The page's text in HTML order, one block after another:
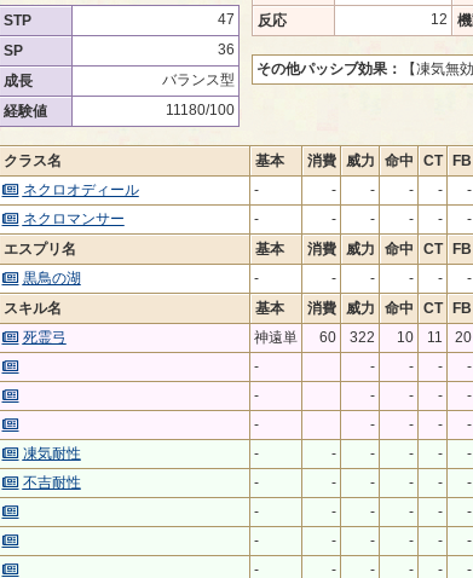
STP
47
SP
36
成長
バランス型
経験値
11180/100
反応
12
その他パッシブ効果： 【凍気無効
クラス名 基本 消費 威力 命中 CT FB
ネクロオディール
- - - - - -
ネクロマンサー
- - - - - -
エスプリ名
基本 消費 威力 命中 CT FB
黒鳥の湖
- - - - - -
スキル名
基本 消費 威力 命中 CT FB
死霊弓
神遠単 60 322 10 11 20
-
- - -
-
-
- - -
-
-
- - -
-
凍気耐性
- - - - - -
不吉耐性
- - - - - -
-
- - - -
-
-
- - - -
-
-
- - - -
-